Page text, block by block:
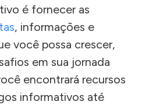
é fornecer as
, informações e
você possa crescer,
em sua jornada
encontrará recursos
informativos até